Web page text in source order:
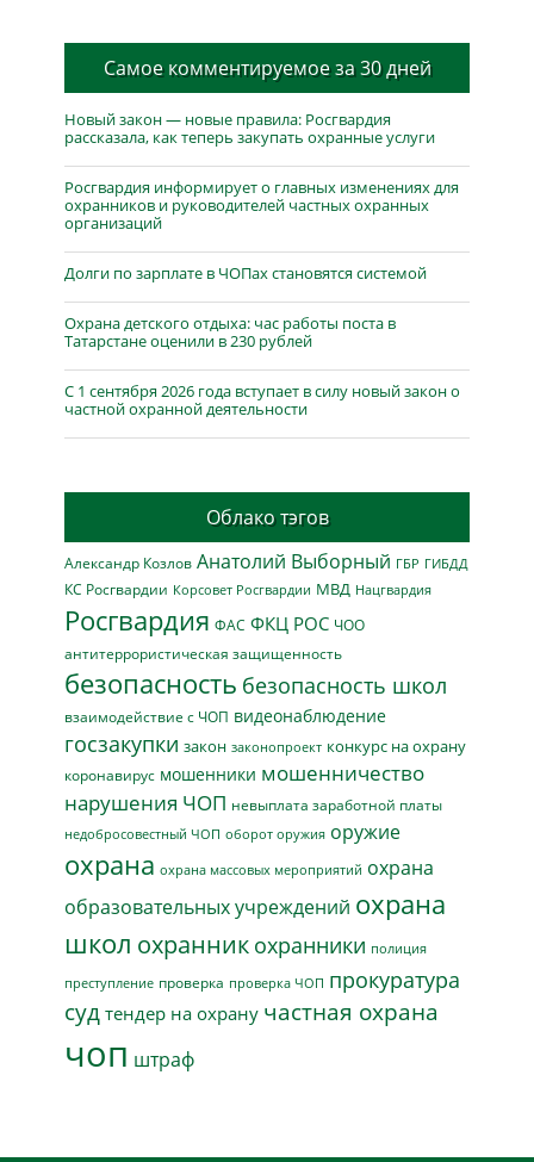
Самое комментируемое за 30 дней
Новый закон — новые правила: Росгвардия
рассказала, как теперь закупать охранные услуги
Росгвардия информирует о главных изменениях для
охранников и руководителей частных охранных
организаций
Долги по зарплате в ЧОПах становятся системой
Охрана детского отдыха: час работы поста в
Татарстане оценили в 230 рублей
С 1 сентября 2026 года вступает в силу новый закон о
частной охранной деятельности
Облако тэгов
Александр Козлов Анатолий Выборный ГБР ГИБДД
КС Росгвардии Корсовет Росгвардии МВД Нацгвардия
Росгвардия ФАС ФКЦ РОС ЧОО
антитеррористическая защищенность
безопасность безопасность школ
взаимодействие с ЧОП видеонаблюдение
госзакупки закон законопроект конкурс на охрану
коронавирус мошенники мошенничество
нарушения ЧОП невыплата заработной платы
недобросовестный ЧОП оборот оружия оружие
охрана охрана массовых мероприятий охрана
образовательных учреждений охрана
школ охранник охранники полиция
преступление проверка проверка ЧОП прокуратура
суд тендер на охрану частная охрана
чоп штраф